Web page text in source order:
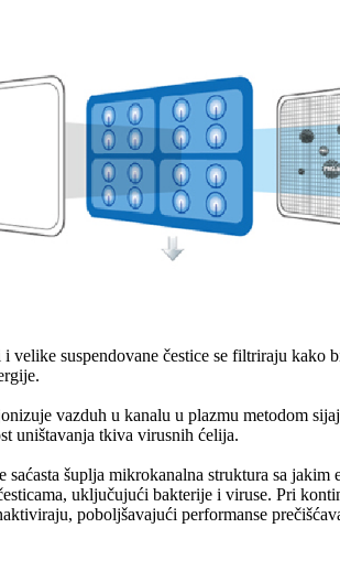
velike suspendovane čestice se filtriraju kako
vazduh u kanalu u plazmu metodom
uništavanja tkiva virusnih ćelija.
saćasta šuplja mikrokanalna struktura sa
uključujući bakterije i viruse. Pri
poboljšavajući performanse